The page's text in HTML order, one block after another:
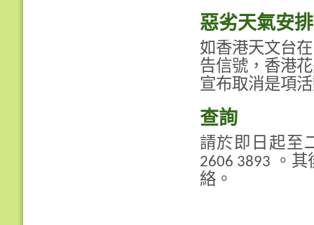
惡劣天氣安排
如香港天文台
告信號，香港
宣布取消是項
查詢
請於即日起至
2606 3893 。
絡。